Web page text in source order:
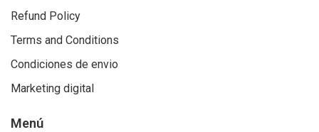
Refund Policy
Terms and Conditions
Condiciones de envio
Marketing digital
Menú